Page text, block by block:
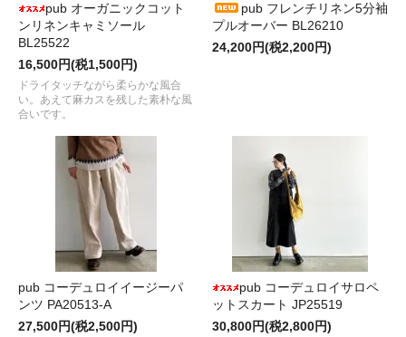
pub オーガニックコット
ンリネンキャミソール
BL25522
16,500円(税1,500円)
ドライタッチながら柔らかな風合
い。あえて麻カスを残した素朴な風
合いです。
pub フレンチリネン5分袖
プルオーバー BL26210
24,200円(税2,200円)
pub コーデュロイイージーパ
ンツ PA20513-A
27,500円(税2,500円)
pub コーデュロイサロペ
ットスカート JP25519
30,800円(税2,800円)